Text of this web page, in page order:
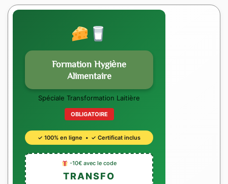
Formation Hygiène
Alimentaire
Spéciale Transformation Laitière
OBLIGATOIRE
✓ 100% en ligne • ✓ Certificat inclus
-10€ avec le code
TRANSFO